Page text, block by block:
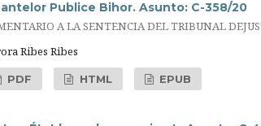
Publice Bihor. Asunto: C-358/20
A LA SENTENCIA DEL TRIBUNAL
Ribes Ribes
PDF HTML EPUB